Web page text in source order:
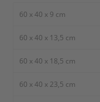
60 x 40 x 9 cm
60 x 40 x 13,5 cm
60 x 40 x 18,5 cm
60 x 40 x 23,5 cm